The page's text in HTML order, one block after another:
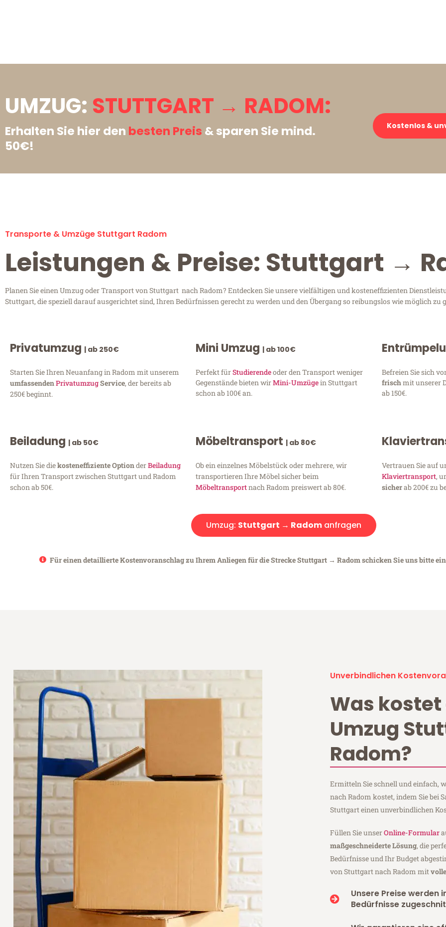
UMZUG: STUTTGART → RADOM:
Erhalten Sie hier den besten Preis & sparen Sie mind.
50€!
Kostenlos &
Transporte & Umzüge Stuttgart Radom
Leistungen & Preise: Stuttgart →
Planen Sie einen Umzug oder Transport von Stuttgart nach Radom? Entdecken Sie unsere vielfältigen und kosteneffizienten
Stuttgart, die speziell darauf ausgerichtet sind, Ihren Bedürfnissen gerecht zu werden und den Übergang so reibungslos wie möglich zu
Privatumzug | ab 250€
Starten Sie Ihren Neuanfang in Radom mit unserem
umfassendenPrivatumzugService, der bereits ab
250€ beginnt.
Mini Umzug | ab 100€
Perfekt fürStudierendeoder den Transport weniger
Gegenstände bieten wirMini-Umzügein Stuttgart
schon ab 100€ an.
Befreien Sie sich
frischmit unserer
ab 150€.
Beiladung | ab 50€
Nutzen Sie diekosteneffiziente OptionderBeiladung
für Ihren Transport zwischen Stuttgart und Radom
schon ab 50€.
Möbeltransport | ab 80€
Ob ein einzelnes Möbelstück oder mehrere, wir
transportieren Ihre Möbel sicher beim
Möbeltransportnach Radom preiswert ab 80€.
Vertrauen Sie auf
Klaviertransport,
sicherab 200€ zu
Umzug: Stuttgart → Radom anfragen
Für einen detaillierte Kostenvoranschlag zu Ihrem Anliegen für die Strecke Stuttgart → Radom schicken Sie uns bitte
Unverbindlichen
Was kostet
Umzug
Radom?
Ermitteln Sie schnell und einfach,
nach Radom kostet, indem Sie bei
Stuttgart einen unverbindlichen
Füllen Sie unserOnline-Formular
maßgeschneiderte Lösung, die
Bedürfnisse und Ihr Budget
von Stuttgart nach Radom mit
Unsere Preise werden
Bedürfnisse